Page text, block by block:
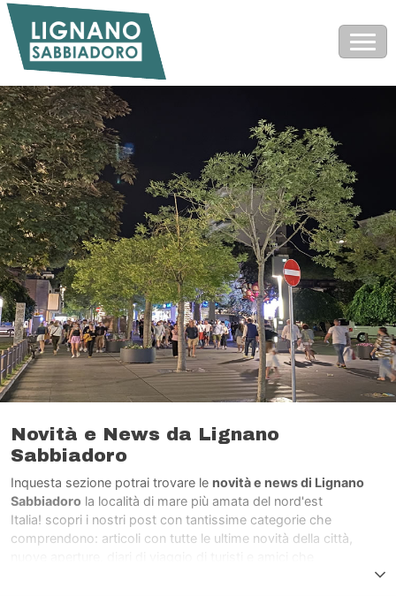
Novità e News da Lignano
Sabbiadoro
Inquesta sezione potrai trovare le novità e news di Lignano
Sabbiadoro la località di mare più amata del nord'est
Italia! scopri i nostri post con tantissime categorie che
comprendono: articoli con tutte le ultime novità della città,